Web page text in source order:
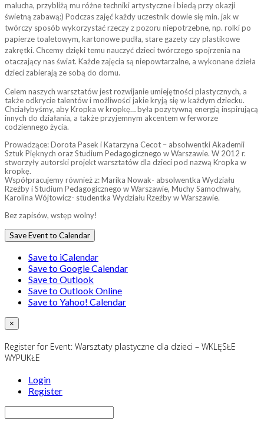
malucha, przybliżą mu różne techniki artystyczne i biedą przy okazji
świetną zabawą:) Podczas zajęć każdy uczestnik dowie się min. jak w
twórczy sposób wykorzystać rzeczy z pozoru niepotrzebne, np. rolki po
papierze toaletowym, kartonowe pudła, stare gazety czy plastikowe
zakrętki. Chcemy dzięki temu nauczyć dzieci twórczego spojrzenia na
otaczający nas świat. Każde zajęcia są niepowtarzalne, a wykonane dzieła
dzieci zabierają ze sobą do domu.
Celem naszych warsztatów jest rozwijanie umiejętności plastycznych, a
także odkrycie talentów i możliwości jakie kryją się w każdym dziecku.
Chciałybyśmy, aby Kropka w kropkę… była pozytywną energią inspirującą
innych do działania, a także przyjemnym akcentem w ferworze
codziennego życia.
Prowadzące: Dorota Pasek i Katarzyna Cecot – absolwentki Akademii
Sztuk Pięknych oraz Studium Pedagogicznego w Warszawie. W 2012 r.
stworzyły autorski projekt warsztatów dla dzieci pod nazwą Kropka w
kropkę.
Współpracujemy również z: Marika Nowak- absolwentka Wydziału
Rzeźby i Studium Pedagogicznego w Warszawie, Muchy Samochwały,
Karolina Wójtowicz- studentka Wydziału Rzeźby w Warszawie.
Bez zapisów, wstęp wolny!
Save Event to Calendar
Save to iCalendar
Save to Google Calendar
Save to Outlook
Save to Outlook Online
Save to Yahoo! Calendar
×
Register for Event: Warsztaty plastyczne dla dzieci – WKLĘSŁE
WYPUKŁE
Login
Register